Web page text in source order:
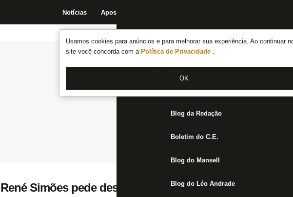
Usamos cookies para anúncios e para melhorar sua experiência. Ao continuar
site você concorda com a Política de Privacidade .
OK
Notícias Apostas
Notícias do Botafogo
Fórum
Jogos
Blog da Redação
Boletim do C.E.
Blog do Mansell
Blog do Léo Andrade
René Simões pede desculpas a Luís Castro e elogia